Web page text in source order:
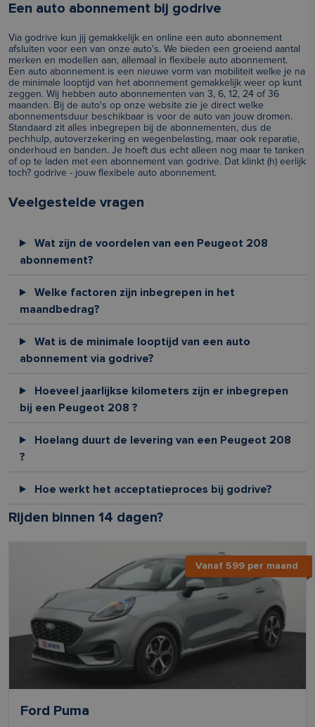
Een auto abonnement bij godrive
Via godrive kun jij gemakkelijk en online een auto abonnement
afsluiten voor een van onze auto's. We bieden een groeiend aantal
merken en modellen aan, allemaal in flexibele auto abonnement.
Een auto abonnement is een nieuwe vorm van mobiliteit welke je na
de minimale looptijd van het abonnement gemakkelijk weer op kunt
zeggen. Wij hebben auto abonnementen van 3, 6, 12, 24 of 36
maanden. Bij de auto's op onze website zie je direct welke
abonnementsduur beschikbaar is voor de auto van jouw dromen.
Standaard zit alles inbegrepen bij de abonnementen, dus de
pechhulp, autoverzekering en wegenbelasting, maar ook reparatie,
onderhoud en banden. Je hoeft dus echt alleen nog maar te tanken
of op te laden met een abonnement van godrive. Dat klinkt (h) eerlijk
toch? godrive - jouw flexibele auto abonnement.
Veelgestelde vragen
Wat zijn de voordelen van een Peugeot 208
abonnement?
Welke factoren zijn inbegrepen in het
maandbedrag?
Wat is de minimale looptijd van een auto
abonnement via godrive?
Hoeveel jaarlijkse kilometers zijn er inbegrepen
bij een Peugeot 208 ?
Hoelang duurt de levering van een Peugeot 208
?
Hoe werkt het acceptatieproces bij godrive?
Rijden binnen 14 dagen?
Vanaf 599 per maand
Ford Puma